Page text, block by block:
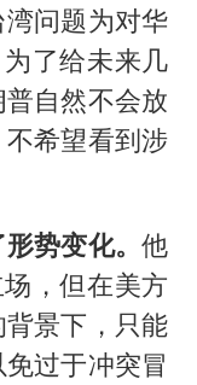
问题为对华
了给未来几
自然不会放
希望看到涉
势变化。他
，但在美方
景下，只能
过于冲突冒